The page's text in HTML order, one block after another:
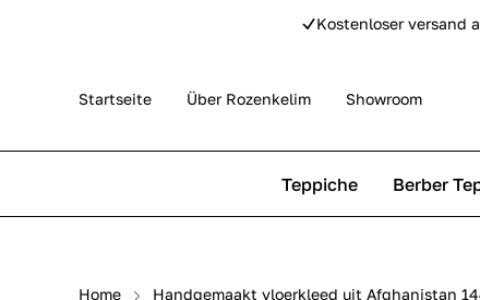
Kostenloser versand
Startseite Über Rozenkelim Showroom
Teppiche
Outdoor Teppiche
Berber
Beni Ourain Teppiche
Home Handgemaakt vloerkleed uit Afghanistan